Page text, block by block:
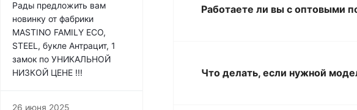
Работаете ли вы с оптовыми
Что делать, если нужной
Рады предложить вам
новинку от фабрики
MASTINO FAMILY ECO,
STEEL, букле Антрацит, 1
замок по УНИКАЛЬНОЙ
НИЗКОЙ ЦЕНЕ !!!
26 июня 2025